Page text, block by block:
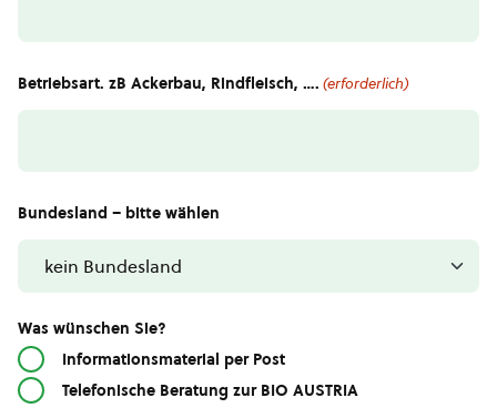
Betriebsart. zB Ackerbau, Rindfleisch, …. (erforderlich)
Bundesland – bitte wählen
Was wünschen Sie?
Informationsmaterial per Post
Telefonische Beratung zur BIO AUSTRIA